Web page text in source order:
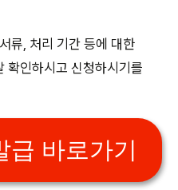
류, 처리 기간 등에 대한
확인하시고 신청하시기를
급 바로가기